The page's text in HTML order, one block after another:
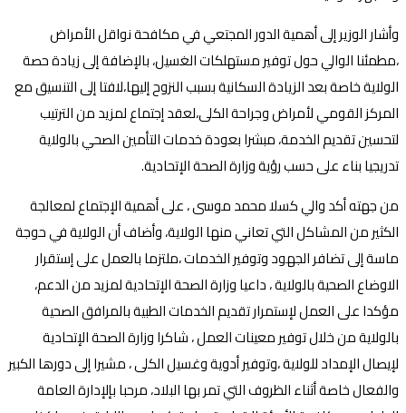
وأشار الوزير إلى أهمية الدور المجتعي في مكافحة نواقل الأمراض
،مطمئنا الوالي حول توفير مستهلكات الغسيل، بالإضافة إلى زيادة حصة
الولاية خاصة بعد الزيادة السكانية بسبب النزوح إليها،لافتا إلى التنسيق مع
المركز القومي لأمراض وجراحة الكلى،لعقد إجتماع لمزيد من الترتيب
لتحسين تقديم الخدمة، مبشرا بعودة خدمات التأمين الصحي بالولاية
تدريجيا بناء على حسب رؤية وزارة الصحة الإتحادية.
من جهته أكد والي كسلا محمد موسى ، على أهمية الإجتماع لمعالجة
الكثير من المشاكل التي تعاني منها الولاية، وأضاف أن الولاية في حوجة
ماسة إلى تضافر الجهود وتوفير الخدمات ،ملتزما بالعمل على إستقرار
الاوضاع الصحية بالولاية ، داعيا وزارة الصحة الإتحادية لمزيد من الدعم،
مؤكدا على العمل لإستمرار تقديم الخدمات الطبية بالمرافق الصحية
بالولاية من خلال توفير معينات العمل ، شاكرا وزارة الصحة الإتحادية
لإيصال الإمداد للولاية ،وتوفير أدوية وغسيل الكلى ، مشيرا إلى دورها الكبير
والفعال خاصة أثناء الظروف التي تمر بها البلاد، مرحبا بإلإدارة العامة